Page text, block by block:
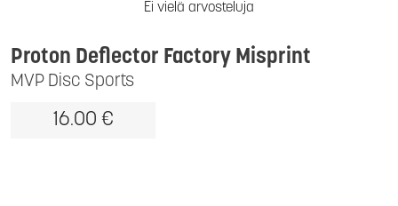
Ei vielä arvosteluja
MVP Disc Sports
Proton Deflector Factory Misprint
16.00 €